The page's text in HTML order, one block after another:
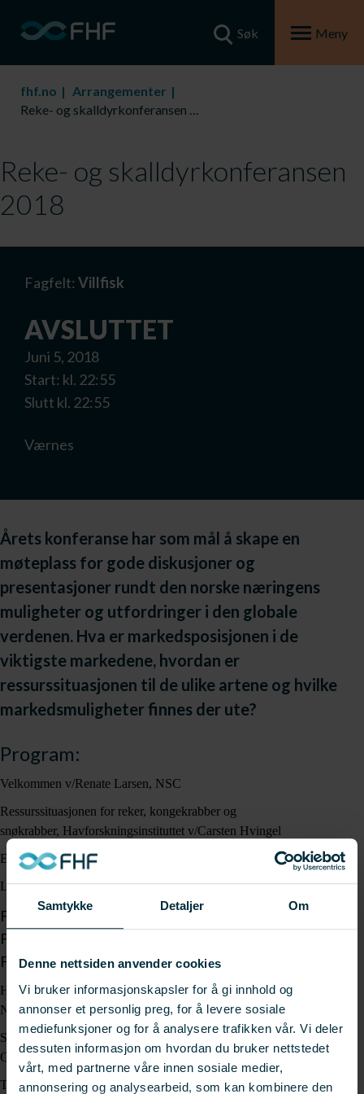
Samtykke Detaljer Om
Denne nettsiden anvender cookies
Vi bruker informasjonskapsler for å gi innhold og
annonser et personlig preg, for å levere sosiale
mediefunksjoner og for å analysere trafikken vår. Vi deler
dessuten informasjon om hvordan du bruker nettstedet
vårt, med partnerne våre innen sosiale medier,
annonsering og analysearbeid, som kan kombinere den
Søk Meny
fhf.no
Arrangementer
Reke- og skalldyrkonferansen 2018
Reke- og skalldyrkonferansen
2018
Fagfelt: Villfisk
AVSLUTTET
Juni 5, 2018
Start: kl. 22:55
Slutt kl. 22:55
Værnes
Årets konferanse har som mål å skape en
møteplass for gode diskusjoner og
presentasjoner rundt den norske næringens
muligheter og utfordringer i den globale
verdenen. Hva er markedsposisjonen i de
viktigste markedene, hvordan er
ressurssituasjonen til de ulike artene og hvilke
markedsmuligheter finnes der ute?
Program:
Velkommen v/Renate Larsen, NSC
Ressurssituasjonen for reker, kongekrabber og
snøkrabber, Havforskningsinstituttet v/Carsten Hvingel
Er markedet større enn tilførselen? Christian Nordahl, Stella Polaris
Levende lagring av skalldyr - fra fisker til marked
Forskning på feltet v/Wenche Larssen, Møreforsk
Fra fiskerens perspektiv v/teinefisker Jo Inge Hersjevik
Fra selgers perspektiv v/Svein Ruud, Norway King Crab
Hvordan selektere ut fiske- og rekeyngel fra reketrålfangstene? Rita
Naustvik Marak, FHF
Sortering av snøkrabber for effektiv ombordproduksjon. Leif
Grimsmo, SINTEF
Trenger vi føringstilskudd i krabbeindustrien? Jan Erik Strøm, Norges